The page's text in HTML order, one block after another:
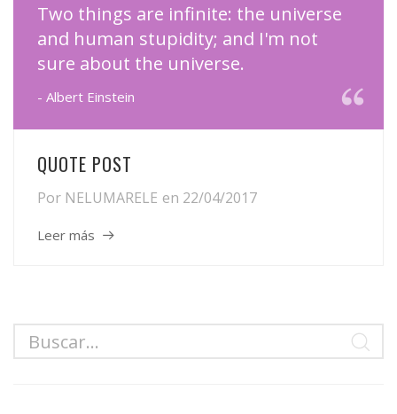
Two things are infinite: the universe
and human stupidity; and I'm not
sure about the universe.
- Albert Einstein
QUOTE POST
Por NELUMARELE en 22/04/2017
Leer más